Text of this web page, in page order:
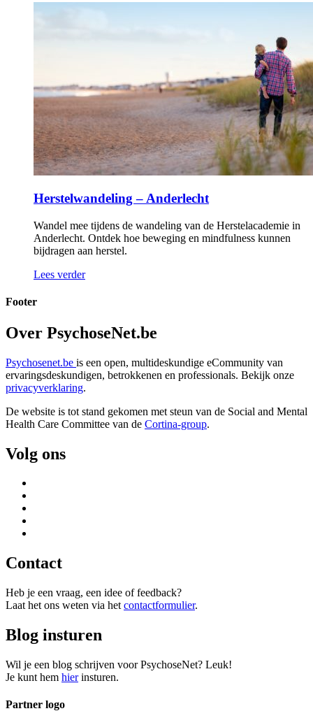
Herstelwandeling – Anderlecht
Wandel mee tijdens de wandeling van de Herstelacademie in
Anderlecht. Ontdek hoe beweging en mindfulness kunnen
bijdragen aan herstel.
Lees verder
Footer
Over PsychoseNet.be
Psychosenet.be is een open, multideskundige eCommunity van
ervaringsdeskundigen, betrokkenen en professionals. Bekijk onze
privacyverklaring.
De website is tot stand gekomen met steun van de Social and Mental
Health Care Committee van de Cortina-group.
Volg ons
Contact
Heb je een vraag, een idee of feedback?
Laat het ons weten via het contactformulier.
Blog insturen
Wil je een blog schrijven voor PsychoseNet? Leuk!
Je kunt hem hierinsturen.
Partner logo